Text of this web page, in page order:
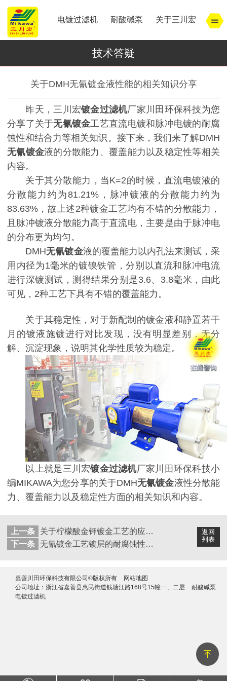
电镀过滤机 耐酸碱泵 关于三川宏
技术答疑
关于DMH无氰镀金液性能的相关知识分享
昨天，三川宏镀金过滤机厂家川田环保科技为您
分享了关于无氰镀金工艺直流电镀和脉冲电镀的耐腐
蚀性和结合力等相关知识。接下来，我们来了解DMH
无氰镀金液的分散能力、覆盖能力以及稳定性等相关
内容。
关于其分散能力，当K=2的时候，直流电镀液的
分散能力约为81.21%，脉冲镀液的分散能力约为
83.63%，故上述2种镀金工艺均有不错的分散能力，
且脉冲镀液分散能力高于直流电，主要是由于脉冲电
的分布更为均匀。
DMH无氰镀金液的覆盖能力以内孔法来测试，采
用内径为1毫米的镀镍铁管，分别以直流和脉冲电流
进行深镀测试，测得结果分别是3.6、3.8毫米，由此
可见，2种工艺下具有不错的覆盖能力。
关于其稳定性，对于新配制的镀金液和静置若干
月的镀液施镀进行对比发现，没有明显差别，无分
解、沉淀现象，说明其化学性质较为稳定。
以上就是三川宏镀金过滤机厂家川田环保科技小
编MIKAWA为您分享的关于DMH无氰镀金液性分散能
力、覆盖能力以及稳定性方面的相关知识和内容。
返回
列表
上一条
关于柠檬酸金钾镀金工艺的应用方面的内容分享
下一条
无氰镀金工艺镀层的耐腐蚀性和结合力如何？
嘉善川田环保科技有限公司©版权所有
网站地图
公司地址：浙江省嘉善县惠民街道钱塘江路168号15幢一、二层
耐酸碱泵
电镀过滤机